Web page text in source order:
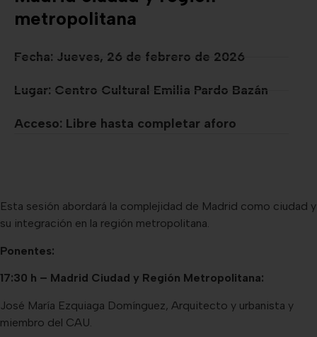
metropolitana
Fecha: Jueves, 26 de febrero de 2026
Lugar: Centro Cultural Emilia Pardo Bazán
Acceso: Libre hasta completar aforo
Esta sesión abordará la complejidad de Madrid como ciudad y
su integración en la región metropolitana.
Ponentes:
17:30 h – Madrid Ciudad y Región Metropolitana:
José María Ezquiaga Domínguez, Arquitecto y urbanista y
miembro del CAU.